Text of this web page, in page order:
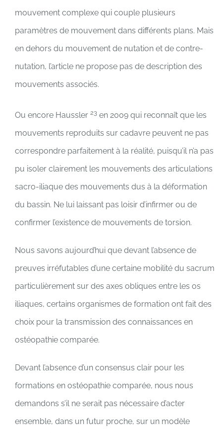
mouvement complexe qui couple plusieurs
paramètres de mouvement dans différents plans. Mais
en dehors du mouvement de nutation et de contre-
nutation, l’article ne propose pas de description des
mouvements associés.
Ou encore Haussler 23en 2009 qui reconnaît que les
mouvements reproduits sur cadavre peuvent ne pas
correspondre parfaitement à la réalité, puisqu’il n’a pas
pu isoler clairement les mouvements des articulations
sacro-iliaque des mouvements dus à la déformation
du bassin. Ne lui laissant pas loisir d’infirmer ou de
confirmer l’existence de mouvements de torsion.
Nous savons aujourd’hui que devant l’absence de
preuves irréfutables d’une certaine mobilité du sacrum
particulièrement sur des axes obliques entre les os
iliaques, certains organismes de formation ont fait des
choix pour la transmission des connaissances en
ostéopathie comparée.
Devant l’absence d’un consensus clair pour les
formations en ostéopathie comparée, nous nous
demandons s’il ne serait pas nécessaire d’acter
ensemble, dans un futur proche, sur un modèle